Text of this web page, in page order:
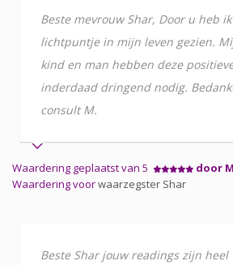
Beste mevrouw Shar, Door u heb
lichtpuntje in mijn leven gezien.
kind en man hebben deze
inderdaad dringend nodig.
consult M.
Waardering geplaatst van 5 door
Waardering voorwaarzegster Shar
Beste Shar jouw readings zijn